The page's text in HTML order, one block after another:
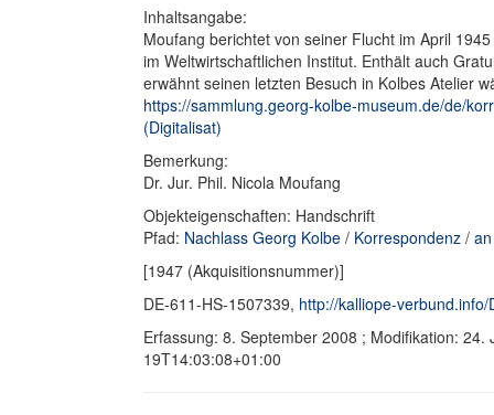
Inhaltsangabe:
Moufang berichtet von seiner Flucht im April
im Weltwirtschaftlichen Institut. Enthält auch
erwähnt seinen letzten Besuch in Kolbes Atelier
https://sammlung.georg-kolbe-museum.de/de/
(Digitalisat)
Bemerkung:
Dr. Jur. Phil. Nicola Moufang
Objekteigenschaften: Handschrift
Pfad: Nachlass Georg Kolbe / Korrespondenz /
[1947 (Akquisitionsnummer)]
DE-611-HS-1507339, http://kalliope-
Erfassung: 8. September 2008 ; Modifikation:
19T14:03:08+01:00